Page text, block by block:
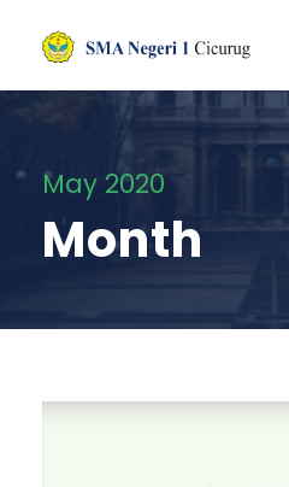
May 2020
Month